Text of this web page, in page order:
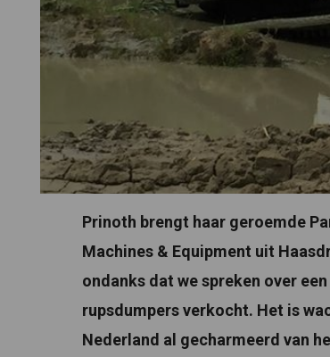
Prinoth brengt haar geroemde
Machines & Equipment uit
ondanks dat we spreken over
rupsdumpers verkocht. Het is
Nederland al gecharmeerd van